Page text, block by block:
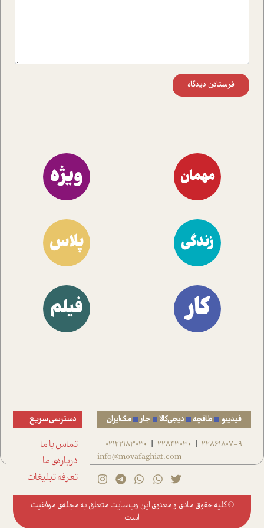
فرستادن دیدگاه
مهمان ویژه
زندگی پلاس
کار فیلم
فیدیبو طاقچه دیجی‌کالا جار مگ‌ایران
22861807-9
|
22843030
|
02122183030
info@movafaghiat.com
دسترسی سریع
تماس با ما
درباره‌ی ما
تعرفه تبلیغات
© کلیه حقوق مادی و معنوی این وب‌سایت متعلق به مجله‌ی موفقیت
است